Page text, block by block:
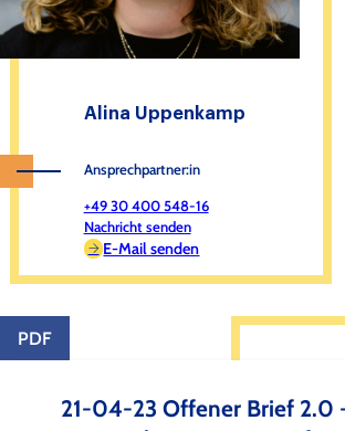
Alina Uppenkamp
Ansprechpartner:in
+49 30 400 548-16
Nachricht senden
E-Mail senden
PDF
21-04-23 Offener Brief 2.0